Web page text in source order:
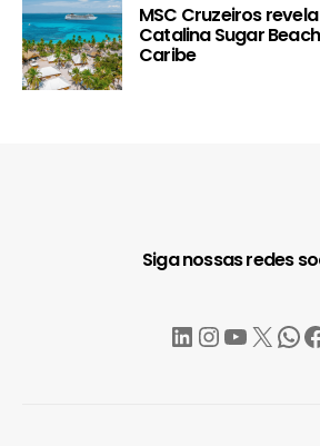
MSC Cruzeiros
Catalina Sugar
Caribe
Siga nossas redes
LinkedIn
Instagram
X